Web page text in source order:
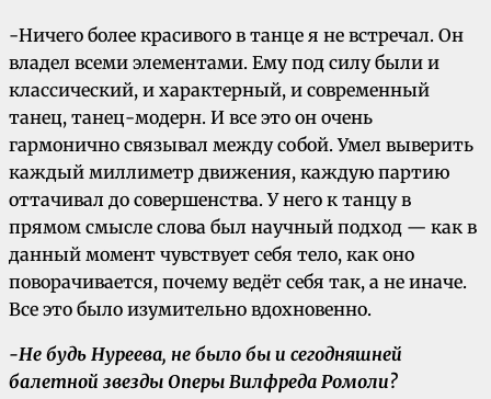
-Ничего более красивого в танце я не встречал. Он
владел всеми элементами. Ему под силу были и
классический, и характерный, и современный
танец, танец-модерн. И все это он очень
гармонично связывал между собой. Умел выверить
каждый миллиметр движения, каждую партию
оттачивал до совершенства. У него к танцу в
прямом смысле слова был научный подход — как в
данный момент чувствует себя тело, как оно
поворачивается, почему ведёт себя так, а не иначе.
Все это было изумительно вдохновенно.
-Не будь Нуреева, не было бы и сегодняшней
балетной звезды Оперы Вилфреда Ромоли?